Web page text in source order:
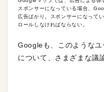
スポンサーになっている場合、
広告ばかり。スポンサーになって
ロールしなければならない。
Googleも、このような
について、さまざまな議